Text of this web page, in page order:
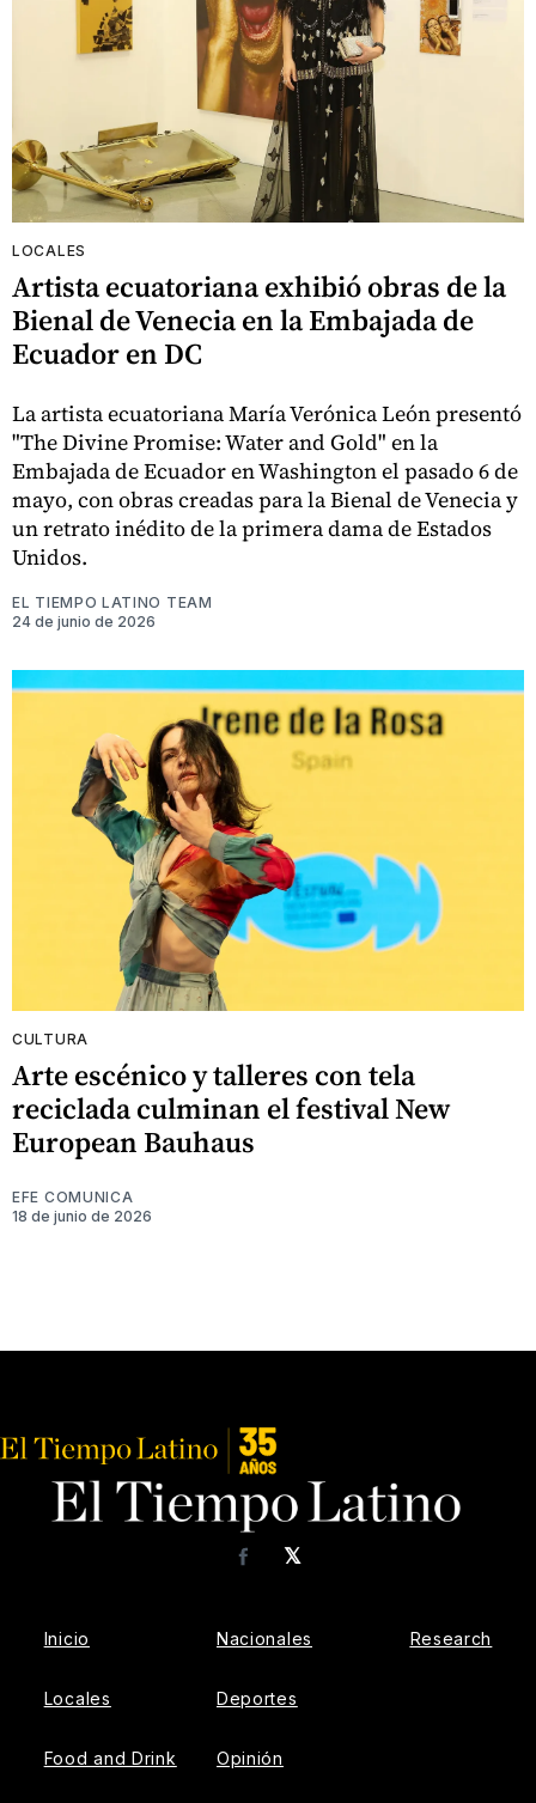
LOCALES
Artista ecuatoriana exhibió obras de la
Bienal de Venecia en la Embajada de
Ecuador en DC
La artista ecuatoriana María Verónica León presentó
"The Divine Promise: Water and Gold" en la
Embajada de Ecuador en Washington el pasado 6 de
mayo, con obras creadas para la Bienal de Venecia y
un retrato inédito de la primera dama de Estados
Unidos.
EL TIEMPO LATINO TEAM
24 de junio de 2026
CULTURA
Arte escénico y talleres con tela
reciclada culminan el festival New
European Bauhaus
EFE COMUNICA
18 de junio de 2026
𝕏
Facebook
Inicio
Locales
Food and Drink
Nacionales
Deportes
Opinión
Research